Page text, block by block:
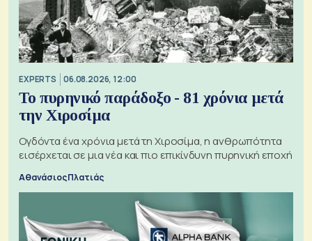
EXPERTS 06.08.2026, 12:00
Το πυρηνικό παράδοξο - 81 χρόνια μετά
την Χιροσίμα
Ογδόντα ένα χρόνια μετά τη Χιροσίμα, η ανθρωπότητα
εισέρχεται σε μια νέα και πιο επικίνδυνη πυρηνική εποχή
Αθανάσιος Πλατιάς